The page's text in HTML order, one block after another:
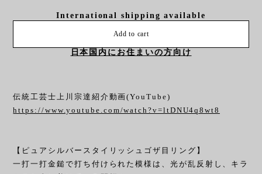
International shipping available
Add to cart
日本国内にお住まいの方向け
伝統工芸士上川宗達紹介動画(YouTube)
https://www.youtube.com/watch?v=ltDNU4q8wt8
【ピュアシルバースタイリッシュゴザ目リング】
一打一打金鎚で打ち付けられた模様は、光が乱反射し、キラ